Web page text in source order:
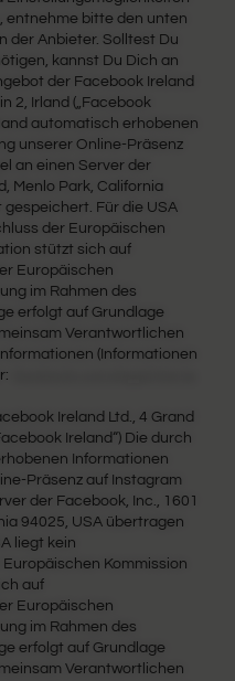
entnehme bitte den unten
der Anbieter. Solltest Du
kannst Du Dich an
der Facebook Ireland
2, Irland („Facebook
automatisch erhobenen
unserer Online-Präsenz
an einen Server der
Menlo Park, California
Für die USA
der Europäischen
stützt sich auf
Europäischen
im Rahmen des
erfolgt auf Grundlage
Verantwortlichen
(Informationen
Ireland Ltd., 4 Grand
Ireland“) Die durch
Informationen
Präsenz auf Instagram
der Facebook, Inc., 1601
94025, USA übertragen
liegt kein
Kommission
auf
Europäischen
im Rahmen des
erfolgt auf Grundlage
Verantwortlichen